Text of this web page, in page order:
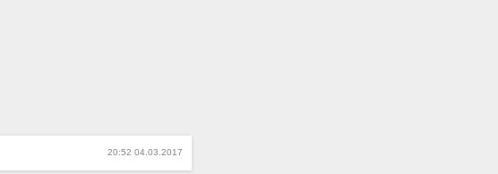
20:52 04.03.2017